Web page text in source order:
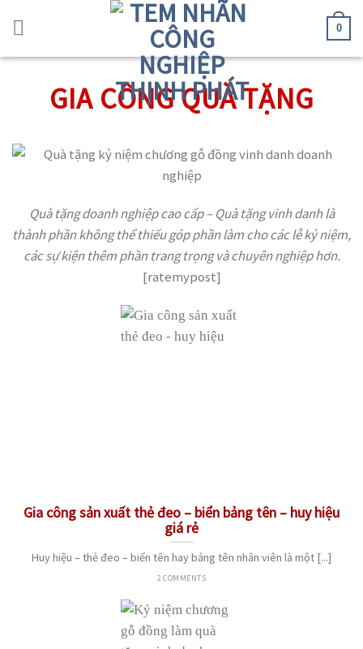
0
GIA CÔNG QUÀ TẶNG
Quà tặng doanh nghiệp cao cấp – Quà tặng vinh danh là
thành phần không thể thiếu góp phần làm cho các lễ kỷ niệm,
các sự kiện thêm phần trang trọng và chuyên nghiệp hơn.
[ratemypost]
Gia công sản xuất thẻ đeo – biển bảng tên – huy hiệu
giá rẻ
Huy hiệu – thẻ đeo – biển tên hay bảng tên nhân viên là một [...]
2 COMMENTS